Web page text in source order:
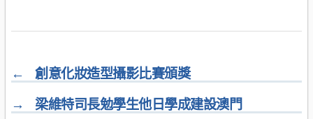
←
創意化妝造型攝影比賽頒獎
→
梁維特司長勉學生他日學成建設澳門